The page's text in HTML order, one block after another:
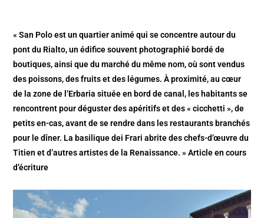
« San Polo est un quartier animé qui se concentre autour du
pont du Rialto, un édifice souvent photographié bordé de
boutiques, ainsi que du marché du même nom, où sont vendus
des poissons, des fruits et des légumes. À proximité, au cœur
de la zone de l’Erbaria située en bord de canal, les habitants se
rencontrent pour déguster des apéritifs et des « cicchetti », de
petits en-cas, avant de se rendre dans les restaurants branchés
pour le dîner. La basilique dei Frari abrite des chefs-d’œuvre du
Titien et d’autres artistes de la Renaissance. » Article en cours
d’écriture